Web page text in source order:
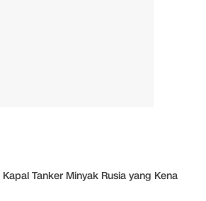
Tanker Minyak Rusia yang Kena